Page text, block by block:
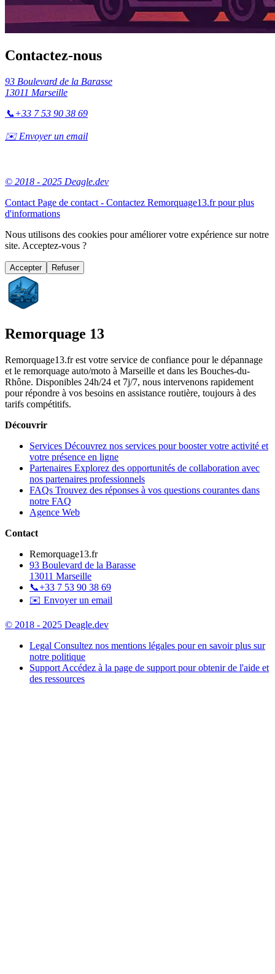
Contactez-nous
93 Boulevard de la Barasse
13011 Marseille
📞+33 7 53 90 38 69
✉️ Envoyer un email
© 2018 - 2025 Deagle.dev
Contact Page de contact - Contactez Remorquage13.fr pour plus
d'informations
Nous utilisons des cookies pour améliorer votre expérience sur notre
site. Acceptez-vous ?
Accepter Refuser
Remorquage 13
Remorquage13.fr est votre service de confiance pour le dépannage
et le remorquage auto/moto à Marseille et dans les Bouches-du-
Rhône. Disponibles 24h/24 et 7j/7, nous intervenons rapidement
pour répondre à vos besoins en assistance routière, toujours à des
tarifs compétitifs.
Découvrir
Services Découvrez nos services pour booster votre activité et
votre présence en ligne
Partenaires Explorez des opportunités de collaboration avec
nos partenaires professionnels
FAQs Trouvez des réponses à vos questions courantes dans
notre FAQ
Agence Web
Contact
Remorquage13.fr
93 Boulevard de la Barasse
13011 Marseille
📞+33 7 53 90 38 69
✉️ Envoyer un email
© 2018 - 2025 Deagle.dev
Legal Consultez nos mentions légales pour en savoir plus sur
notre politique
Support Accédez à la page de support pour obtenir de l'aide et
des ressources